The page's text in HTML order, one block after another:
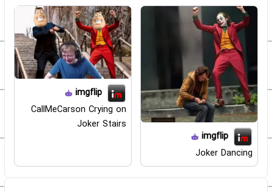
imgflip
Joker Dancing
imgflip
CallMeCarson Crying on
Joker Stairs